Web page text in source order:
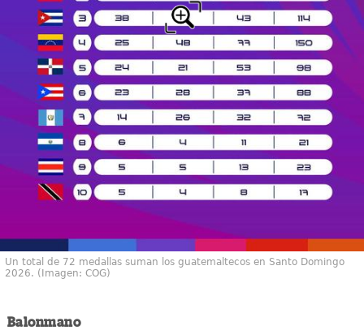
Un total de 72 medallas suman los guatemaltecos en Santo Domingo
2026. (Imagen: COG)
Balonmano